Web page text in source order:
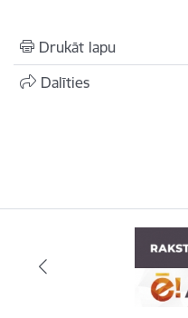
Drukāt lapu
Dalīties